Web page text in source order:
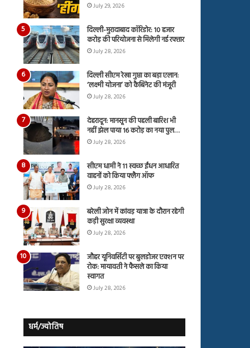
July 29, 2026
दिल्ली-मुरादाबाद कॉरिडोर: 10 हजार
करोड़ की परियोजना से मिलेगी नई रफ्तार
July 28, 2026
दिल्ली सीएम रेखा गुप्ता का बड़ा एलान:
‘लक्ष्मी योजना’ को कैबिनेट की मंजूरी
July 28, 2026
देहरादून: मानसून की पहली बारिश भी
नहीं झेल पाया 16 करोड़ का नया पुल…
July 28, 2026
सीएम धामी ने 11 स्वच्छ ईंधन आधारित
वाहनों को किया फ्लैग ऑफ
July 28, 2026
बरेली जोन में कांवड़ यात्रा के दौरान रहेगी
कड़ी सुरक्षा व्यवस्था
July 28, 2026
जौहर यूनिवर्सिटी पर बुलडोजर एक्शन पर
रोक: मायावती ने फैसले का किया
स्वागत
July 28, 2026
धर्म/ज्योतिष